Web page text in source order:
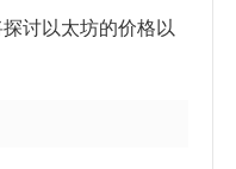
讨以太坊的价格以